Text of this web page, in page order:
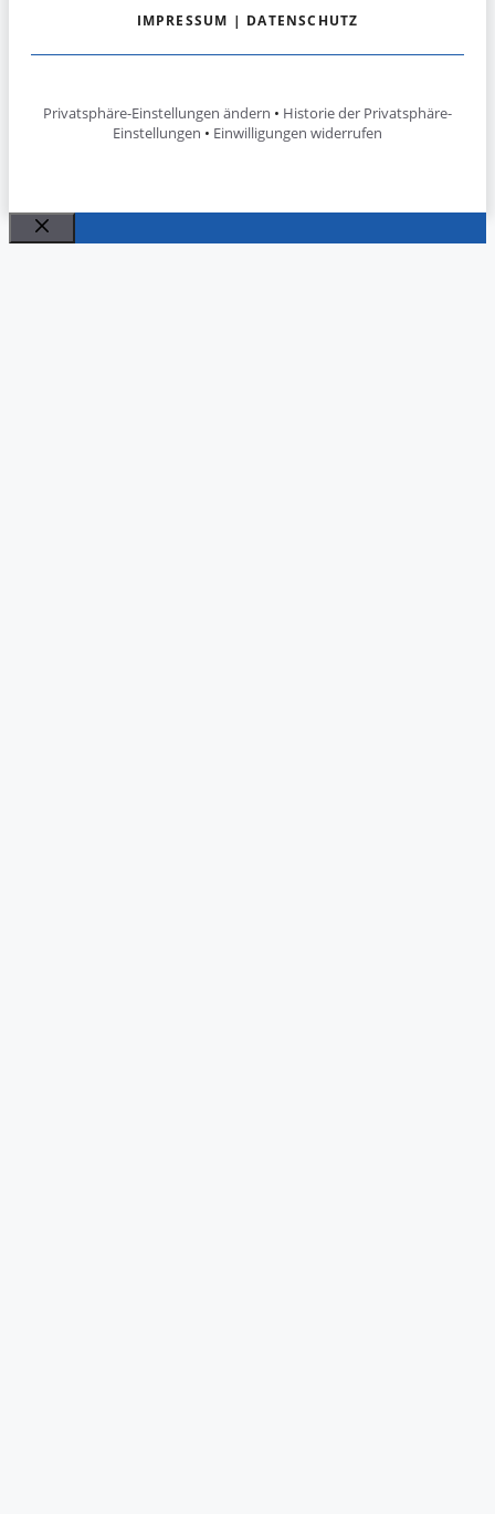
IMPRESSUM | DATENSCHUTZ
Privatsphäre-Einstellungen ändern • Historie der Privatsphäre-
Einstellungen • Einwilligungen widerrufen
Schließen